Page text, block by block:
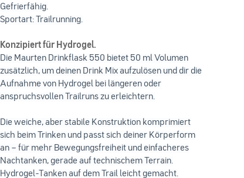
Gefrierfähig.
Sportart: Trailrunning.
Konzipiert für Hydrogel.
Die Maurten Drinkflask 550 bietet 50 ml Volumen
zusätzlich, um deinen Drink Mix aufzulösen und dir die
Aufnahme von Hydrogel bei längeren oder
anspruchsvollen Trailruns zu erleichtern.
Die weiche, aber stabile Konstruktion komprimiert
sich beim Trinken und passt sich deiner Körperform
an – für mehr Bewegungsfreiheit und einfacheres
Nachtanken, gerade auf technischem Terrain.
Hydrogel-Tanken auf dem Trail leicht gemacht.